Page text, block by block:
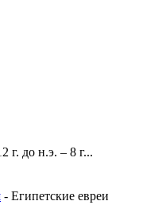
г. до н.э. – 8 г...
- Египетские евреи